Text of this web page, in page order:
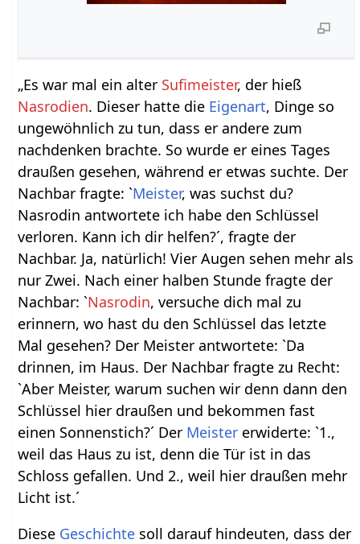
„Es war mal ein alter Sufimeister, der hieß
Nasrodien. Dieser hatte die Eigenart, Dinge so
ungewöhnlich zu tun, dass er andere zum
nachdenken brachte. So wurde er eines Tages
draußen gesehen, während er etwas suchte. Der
Nachbar fragte: `Meister, was suchst du?
Nasrodin antwortete ich habe den Schlüssel
verloren. Kann ich dir helfen?´, fragte der
Nachbar. Ja, natürlich! Vier Augen sehen mehr als
nur Zwei. Nach einer halben Stunde fragte der
Nachbar: `Nasrodin, versuche dich mal zu
erinnern, wo hast du den Schlüssel das letzte
Mal gesehen? Der Meister antwortete: `Da
drinnen, im Haus. Der Nachbar fragte zu Recht:
`Aber Meister, warum suchen wir denn dann den
Schlüssel hier draußen und bekommen fast
einen Sonnenstich?´ Der Meister erwiderte: `1.,
weil das Haus zu ist, denn die Tür ist in das
Schloss gefallen. Und 2., weil hier draußen mehr
Licht ist.´
Diese Geschichte soll darauf hindeuten, dass der